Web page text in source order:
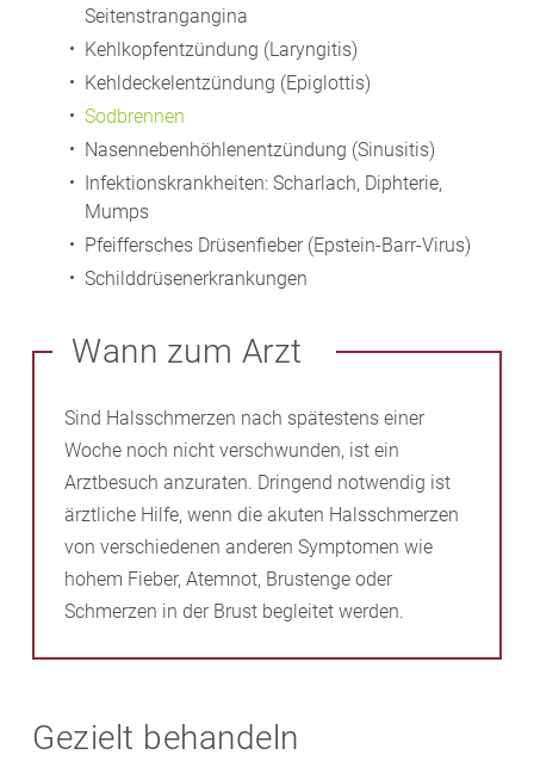
Seitenstrangangina
Kehlkopfentzündung (Laryngitis)
Kehldeckelentzündung (Epiglottis)
Sodbrennen
Nasennebenhöhlenentzündung (Sinusitis)
Infektionskrankheiten: Scharlach, Diphterie,
Mumps
Pfeiffersches Drüsenfieber (Epstein-Barr-Virus)
Schilddrüsenerkrankungen
Wann zum Arzt
Sind Halsschmerzen nach spätestens einer
Woche noch nicht verschwunden, ist ein
Arztbesuch anzuraten. Dringend notwendig ist
ärztliche Hilfe, wenn die akuten Halsschmerzen
von verschiedenen anderen Symptomen wie
hohem Fieber, Atemnot, Brustenge oder
Schmerzen in der Brust begleitet werden.
Gezielt behandeln